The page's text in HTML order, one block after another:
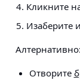
Кликните
Изаберите
Алтернативно:
Отворите